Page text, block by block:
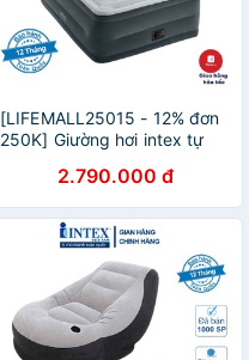
[LIFEMALL25015 - 12% đơn
250K] Giường hơi intex tự
INTEX 644182.790.000 đ